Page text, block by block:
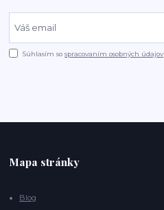
Súhlasím sospracovaním osobných údajov
Mapa stránky
Blog